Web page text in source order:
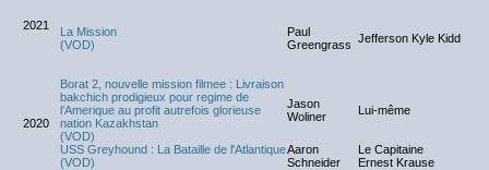
2021
La Mission
(VOD)
Paul
Greengrass Jefferson Kyle Kidd
2020
Borat 2, nouvelle mission filmee : Livraison
bakchich prodigieux pour regime de
l’Amerique au profit autrefois glorieuse
nation Kazakhstan
(VOD)
Jason
Woliner
Lui-même
USS Greyhound : La Bataille de l'Atlantique
(VOD)
Aaron
Schneider
Le Capitaine
Ernest Krause